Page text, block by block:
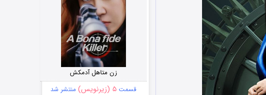
زن متاهل آدمکش
قسمت ۵ (زیرنویس) منتشر شد